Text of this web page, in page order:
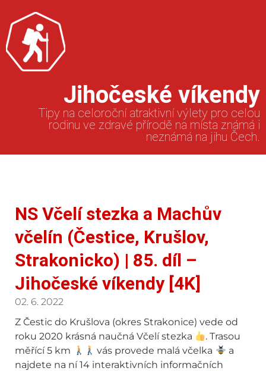
Jihočeské víkendy
Tipy na celoroční atraktivní výlety pro celou
rodinu ve zdravé přírodě na místa známá i
neznámá na jihu Čech.
NS Včelí stezka a Machův
včelín (Čestice, Krušlov,
Strakonicko) | 85. díl –
Jihočeské víkendy [4K]
02. 6. 2022
Z Čestic do Krušlova (okres Strakonice) vede od
roku 2020 krásná naučná Včelí stezka
. Trasou
měřící 5 km
vás provede malá včelka
a
najdete na ní 14 interaktivních informačních